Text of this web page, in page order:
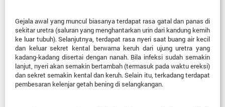
Gejala awal yang muncul biasanya terdapat rasa gatal dan panas di
sekitar uretra (saluran yang menghantarkan urin dari kandung kemih
ke luar tubuh). Selanjutnya, terdapat rasa nyeri saat buang air kecil
dan keluar sekret kental berwarna keruh dari ujung uretra yang
kadang-kadang disertai dengan nanah. Bila infeksi sudah semakin
lanjut, nyeri akan semakin bertambah (termasuk pada waktu ereksi)
dan sekret semakin kental dan keruh. Selain itu, terkadang terdapat
pembesaran kelenjar getah bening di selangkangan.